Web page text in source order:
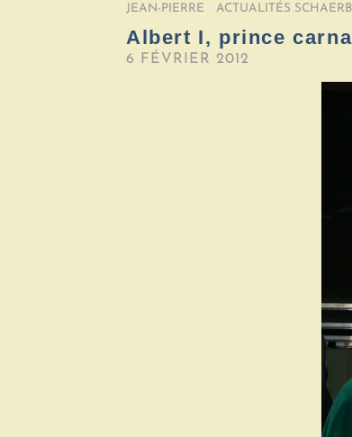
JEAN-PIERRE / ACTUALITÉS
Albert I, prince
6 FÉVRIER 2012